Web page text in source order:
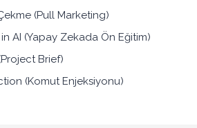
(Pull Marketing)
AI (Yapay Zekada Ön Eğitim)
Brief)
(Komut Enjeksiyonu)